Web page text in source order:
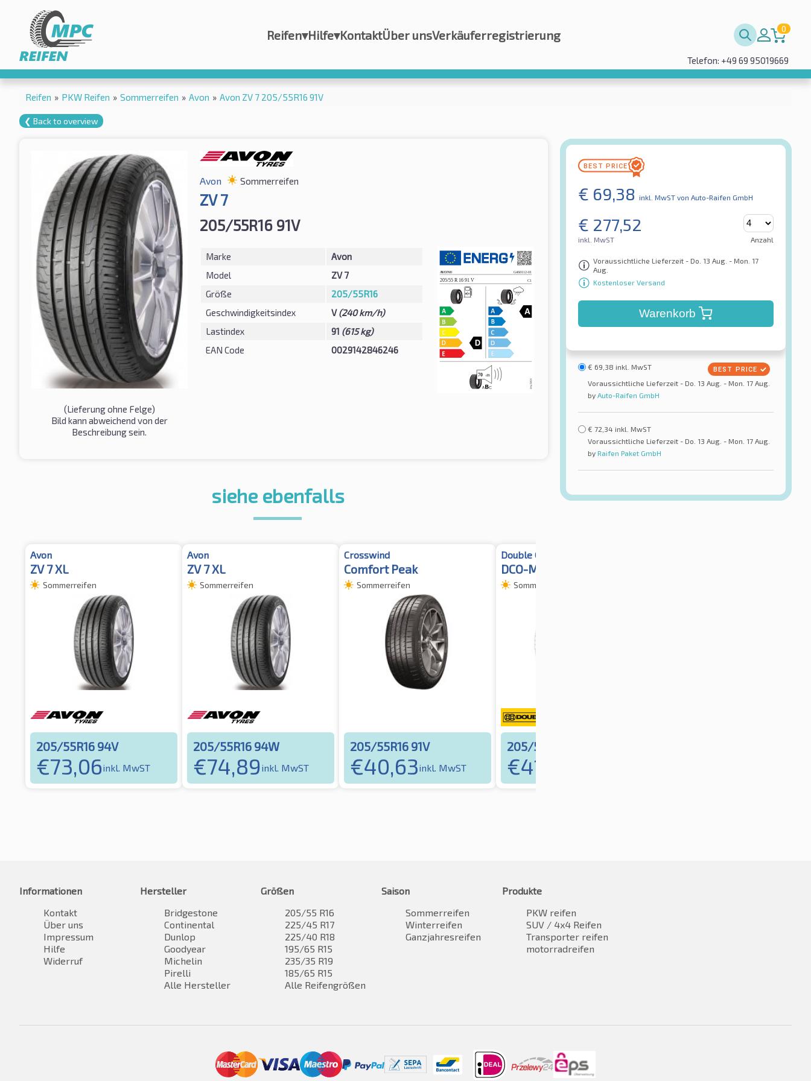
Reifen▾Hilfe▾KontaktÜber unsVerkäuferregistrierung 0
Telefon: +49 69 95019669
Reifen » PKW Reifen » Sommerreifen » Avon » Avon ZV 7 205/55R16 91V
❮ Back to overview
(Lieferung ohne Felge)
Bild kann abweichend von der
Beschreibung sein.
Avon Sommerreifen
ZV 7
205/55R16 91V
Marke
Avon
Model
ZV 7
Größe
205/55R16
Geschwindigkeitsindex
V(240 km/h)
Lastindex
91 (615 kg)
EAN Code
0029142846246
€ 69,38 inkl. MwST von Auto-Raifen GmbH
€ 277,52
inkl. MwST Anzahl
Voraussichtliche Lieferzeit - Do. 13 Aug. - Mon. 17
Aug.
Kostenloser Versand
Warenkorb
€ 69,38 inkl. MwST
Voraussichtliche Lieferzeit - Do. 13 Aug. - Mon. 17 Aug.
by Auto-Raifen GmbH
€ 72,34 inkl. MwST
Voraussichtliche Lieferzeit - Do. 13 Aug. - Mon. 17 Aug.
by Raifen Paket GmbH
siehe ebenfalls
Avon
ZV 7 XL
Sommerreifen
205/55R16 94V
€73,06inkl. MwST
Avon
ZV 7 XL
Sommerreifen
205/55R16 94W
€74,89inkl. MwST
Crosswind
Comfort Peak
Sommerreifen
205/55R16 91V
€40,63inkl. MwST
Double Coin
DCO-Max TL
Sommerreifen
205/55R16 91V
€41,15
Informationen
Kontakt
Über uns
Impressum
Hilfe
Widerruf
Hersteller
Bridgestone
Continental
Dunlop
Goodyear
Michelin
Pirelli
Alle Hersteller
Größen
205/55 R16
225/45 R17
225/40 R18
195/65 R15
235/35 R19
185/65 R15
Alle Reifengrößen
Saison
Sommerreifen
Winterreifen
Ganzjahresreifen
Produkte
PKW reifen
SUV / 4x4 Reifen
Transporter reifen
motorradreifen